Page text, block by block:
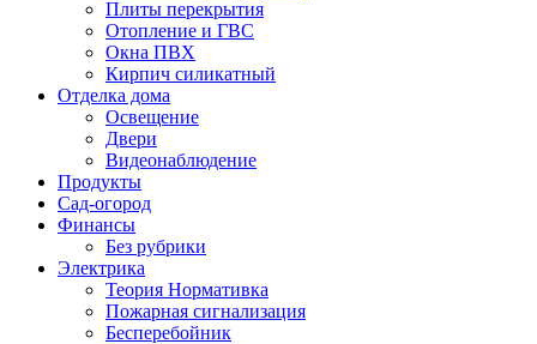
Плиты перекрытия
Отопление и ГВС
Окна ПВХ
Кирпич силикатный
Отделка дома
Освещение
Двери
Видеонаблюдение
Продукты
Сад-огород
Финансы
Без рубрики
Электрика
Теория Нормативка
Пожарная сигнализация
Бесперебойник